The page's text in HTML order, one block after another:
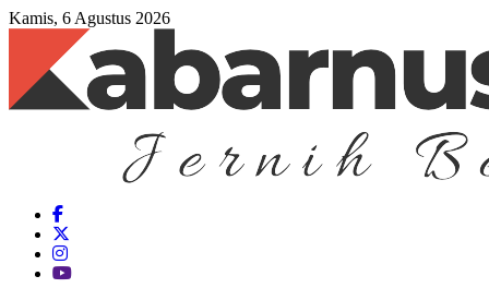
Kamis, 6 Agustus 2026